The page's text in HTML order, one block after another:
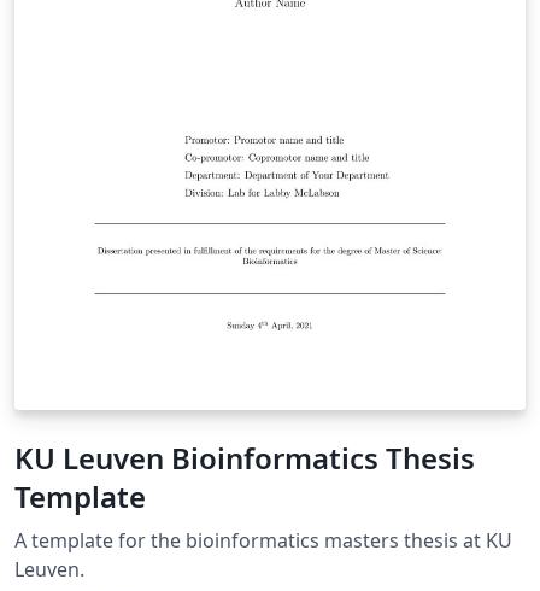
KU Leuven Bioinformatics Thesis
Template
A template for the bioinformatics masters thesis at KU
Leuven.